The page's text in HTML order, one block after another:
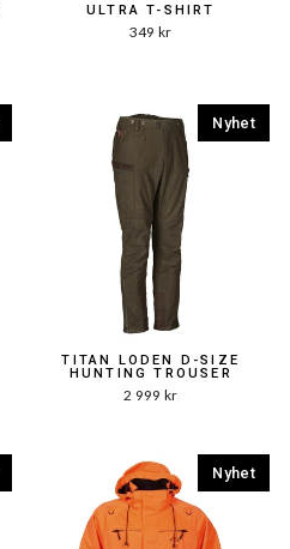
ULTRA T-SHIRT
349 kr
TITAN LODEN D-SIZE
HUNTING TROUSER
2 999 kr
Nyhet
Nyhet